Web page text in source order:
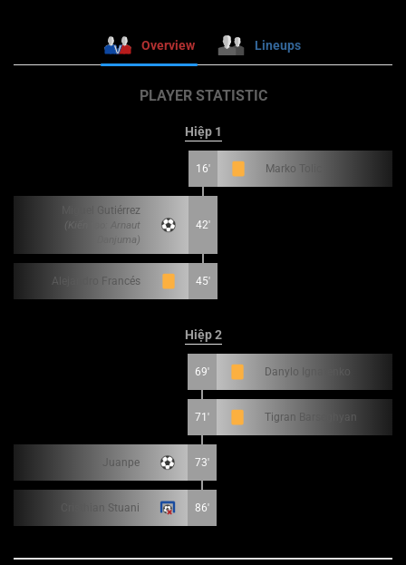
Overview Lineups
PLAYER STATISTIC
Hiệp 1
16' Marko Tolic
Miguel Gutiérrez
(Kiến tạo: Arnaut
Danjuma)
42'
Alejandro Francés 45'
Hiệp 2
69' Danylo Ignatenko
71' Tigran Barseghyan
Juanpe 73'
Cristhian Stuani 86'